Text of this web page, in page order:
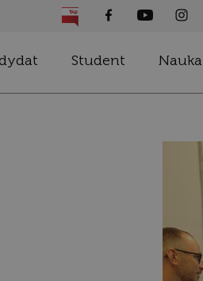
Student Nauka